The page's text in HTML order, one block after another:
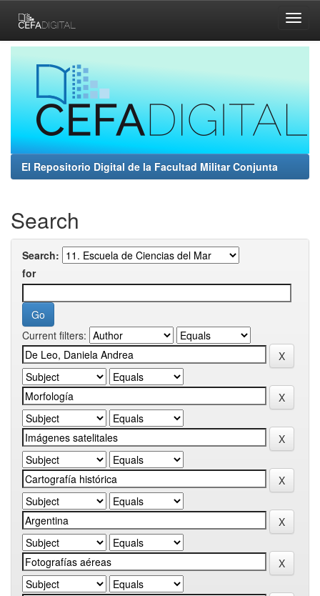
navigation
El Repositorio Digital de la Facultad Militar Conjunta
Search
Search:
for
Current filters: